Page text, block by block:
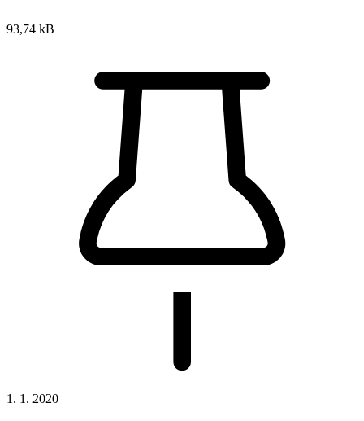
93,74 kB
1. 1. 2020